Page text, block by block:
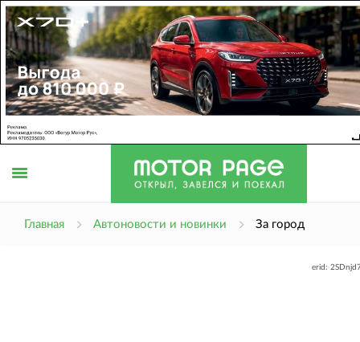
Главная Автоновости и новинки За город
erid: